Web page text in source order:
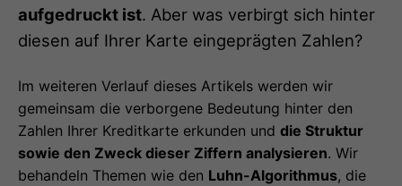
aufgedruckt ist. Aber was verbirgt sich hinter
diesen auf Ihrer Karte eingeprägten Zahlen?
Im weiteren Verlauf dieses Artikels werden wir
gemeinsam die verborgene Bedeutung hinter den
Zahlen Ihrer Kreditkarte erkunden und die Struktur
sowie den Zweck dieser Ziffern analysieren. Wir
behandeln Themen wie den Luhn-Algorithmus, die